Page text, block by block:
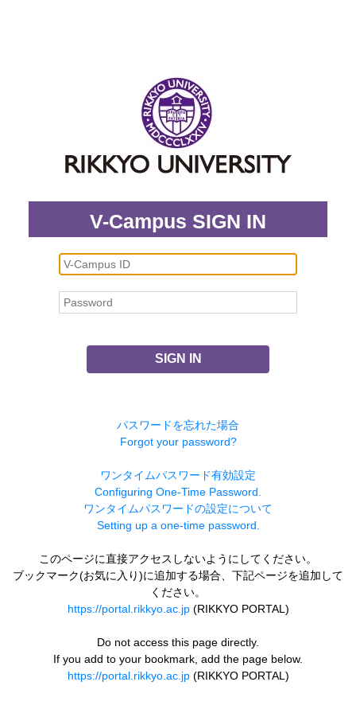
V-Campus SIGN IN
SIGN IN
パスワードを忘れた場合
Forgot your password?
ワンタイムパスワード有効設定
Configuring One-Time Password.
ワンタイムパスワードの設定について
Setting up a one-time password.
このページに直接アクセスしないようにしてください。
ブックマーク(お気に入り)に追加する場合、下記ページを追加して
ください。
https://portal.rikkyo.ac.jp(RIKKYO PORTAL)
Do not access this page directly.
If you add to your bookmark, add the page below.
https://portal.rikkyo.ac.jp(RIKKYO PORTAL)